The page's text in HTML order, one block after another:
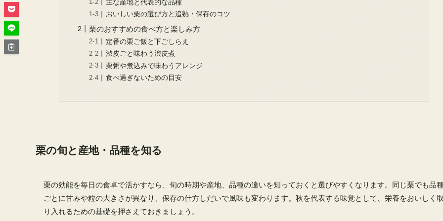
主な産地と代表的な品種
おいしい栗の選び方と追熟・保存のコツ
栗のおすすめの食べ方と楽しみ方
定番の栗ご飯と下ごしらえ
渋皮ごと味わう渋皮煮
栗粥や煮込みで味わうアレンジ
食べ過ぎないための目安
栗の旬と産地・品種を知る
栗の効能を毎日の食卓で活かすなら、旬の時期や産地、品種の違いを知っておくと選びやすくなります。同じ栗でも品
ごとに甘みや粒の大きさが異なり、保存の仕方しだいで風味も変わります。秋を代表する味覚として、栄養をおいしく
り入れるための基礎を押さえておきましょう。